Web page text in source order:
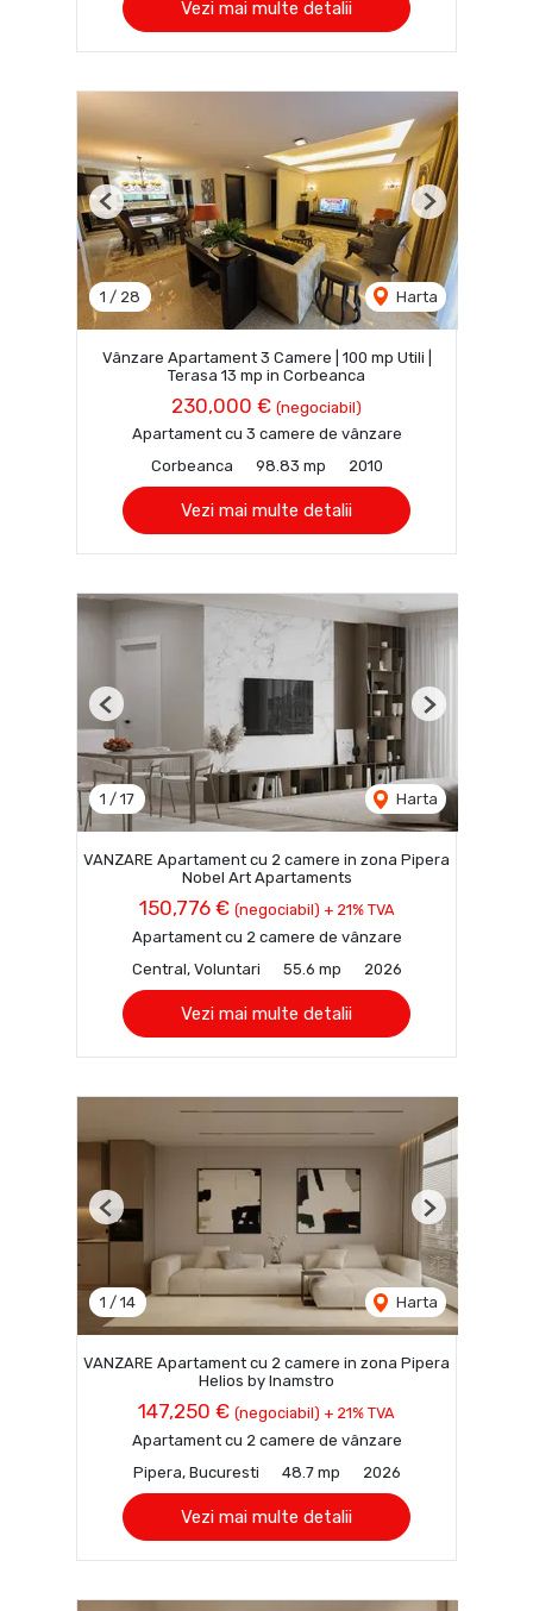
Vezi mai multe detalii
1 / 28 Harta
Previous Next
Vânzare Apartament 3 Camere | 100 mp Utili |
Terasa 13 mp in Corbeanca
230,000 € (negociabil)
Apartament cu 3 camere de vânzare
Corbeanca
98.83 mp 2010
Vezi mai multe detalii
1 / 17 Harta
Previous Next
VANZARE Apartament cu 2 camere in zona Pipera
Nobel Art Apartaments
150,776 € (negociabil) + 21% TVA
Apartament cu 2 camere de vânzare
Central, Voluntari
55.6 mp 2026
Vezi mai multe detalii
1 / 14 Harta
Previous Next
VANZARE Apartament cu 2 camere in zona Pipera
Helios by Inamstro
147,250 € (negociabil) + 21% TVA
Apartament cu 2 camere de vânzare
Pipera, Bucuresti
48.7 mp 2026
Vezi mai multe detalii